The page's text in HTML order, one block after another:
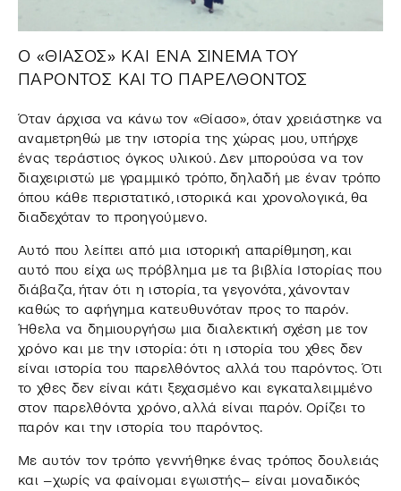
Ο «ΘΙΑΣΟΣ» ΚΑΙ ΕΝΑ ΣΙΝΕΜΑ ΤΟΥ
ΠΑΡΟΝΤΟΣ ΚΑΙ ΤΟ ΠΑΡΕΛΘΟΝΤΟΣ
Όταν άρχισα να κάνω τον «Θίασο», όταν χρειάστηκε να
αναμετρηθώ με την ιστορία της χώρας μου, υπήρχε
ένας τεράστιος όγκος υλικού. Δεν μπορούσα να τον
διαχειριστώ με γραμμικό τρόπο, δηλαδή με έναν τρόπο
όπου κάθε περιστατικό, ιστορικά και χρονολογικά, θα
διαδεχόταν το προηγούμενο.
Αυτό που λείπει από μια ιστορική απαρίθμηση, και
αυτό που είχα ως πρόβλημα με τα βιβλία Ιστορίας που
διάβαζα, ήταν ότι η ιστορία, τα γεγονότα, χάνονταν
καθώς το αφήγημα κατευθυνόταν προς το παρόν.
Ήθελα να δημιουργήσω μια διαλεκτική σχέση με τον
χρόνο και με την ιστορία: ότι η ιστορία του χθες δεν
είναι ιστορία του παρελθόντος αλλά του παρόντος. Ότι
το χθες δεν είναι κάτι ξεχασμένο και εγκαταλειμμένο
στον παρελθόντα χρόνο, αλλά είναι παρόν. Ορίζει το
παρόν και την ιστορία του παρόντος.
Με αυτόν τον τρόπο γεννήθηκε ένας τρόπος δουλειάς
και –χωρίς να φαίνομαι εγωιστής– είναι μοναδικός